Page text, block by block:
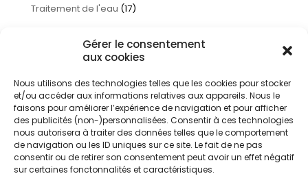
Gérer le consentement
aux cookies
Nous utilisons des technologies telles que les cookies pour stocker
et/ou accéder aux informations relatives aux appareils. Nous le
faisons pour améliorer l’expérience de navigation et pour afficher
des publicités (non-)personnalisées. Consentir à ces technologies
nous autorisera à traiter des données telles que le comportement
de navigation ou les ID uniques sur ce site. Le fait de ne pas
consentir ou de retirer son consentement peut avoir un effet négatif
sur certaines fonctonnalités et caractéristiques.
Traitement de l'eau (17)
Devis gratuit